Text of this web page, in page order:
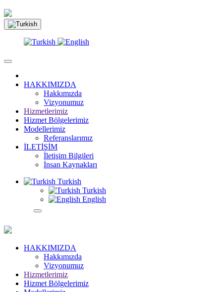
HAKKIMIZDA
Hakkımızda
Vizyonumuz
Hizmetlerimiz
Hizmet Bölgelerimiz
Modellerimiz
Referanslarımız
İLETİŞİM
İletişim Bilgileri
İnsan Kaynakları
Turkish
Turkish
English
HAKKIMIZDA
Hakkımızda
Vizyonumuz
Hizmetlerimiz
Hizmet Bölgelerimiz